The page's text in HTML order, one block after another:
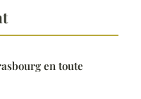
en toute